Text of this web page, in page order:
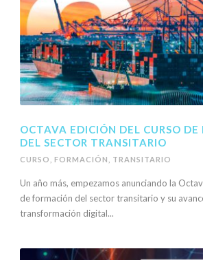
OCTAVA EDICIÓN DEL CURSO
DEL SECTOR TRANSITARIO
CURSO FORMACIÓN TRANSITARIO
Un año más, empezamos anunciando la
de formación del sector transitario y su
transformación digital...